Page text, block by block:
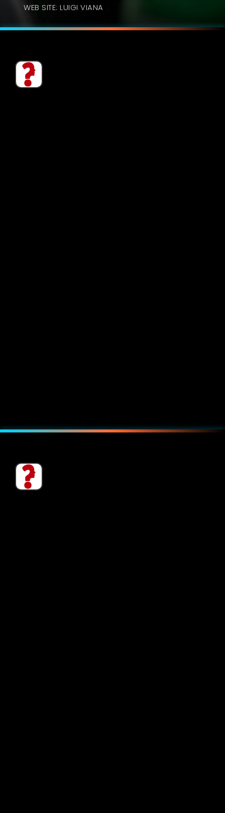
WEB SITE: LUIGI VIANA